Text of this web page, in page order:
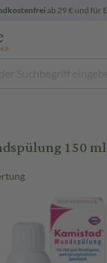
ab 29 € und für E-
150